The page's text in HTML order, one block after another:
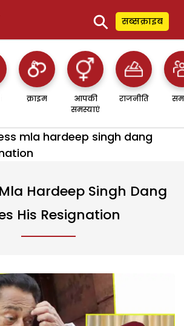
⚲ सब्सक्राइब
क्राइम
आपकी
समस्याएं
राजनीति
mla hardeep singh dang
Hardeep Singh Dang
His Resignation